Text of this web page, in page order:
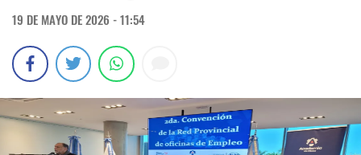
19 DE MAYO DE 2026 - 11:54